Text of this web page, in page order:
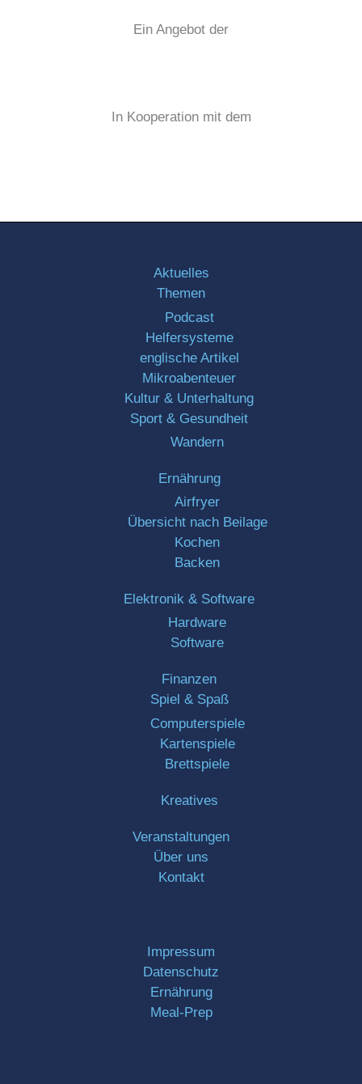
Ein Angebot der
In Kooperation mit dem
Aktuelles
Themen
Podcast
Helfersysteme
englische Artikel
Mikroabenteuer
Kultur & Unterhaltung
Sport & Gesundheit
Wandern
Ernährung
Airfryer
Übersicht nach Beilage
Kochen
Backen
Elektronik & Software
Hardware
Software
Finanzen
Spiel & Spaß
Computerspiele
Kartenspiele
Brettspiele
Kreatives
Veranstaltungen
Über uns
Kontakt
Impressum
Datenschutz
Ernährung
Meal-Prep